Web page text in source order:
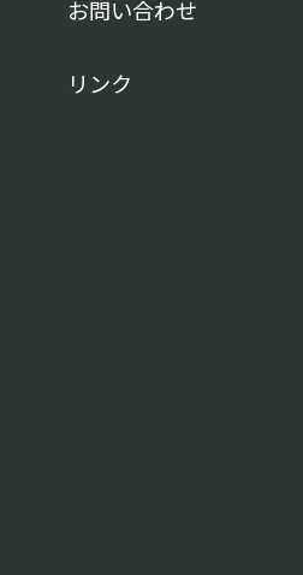
お問い合わせ
リンク